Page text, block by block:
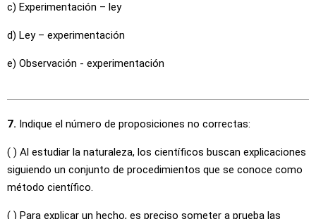
c) Experimentación – ley
d) Ley – experimentación
e) Observación - experimentación
7. Indique el número de proposiciones no correctas:
( ) Al estudiar la naturaleza, los científicos buscan explicaciones
siguiendo un conjunto de procedimientos que se conoce como
método científico.
( ) Para explicar un hecho, es preciso someter a prueba las